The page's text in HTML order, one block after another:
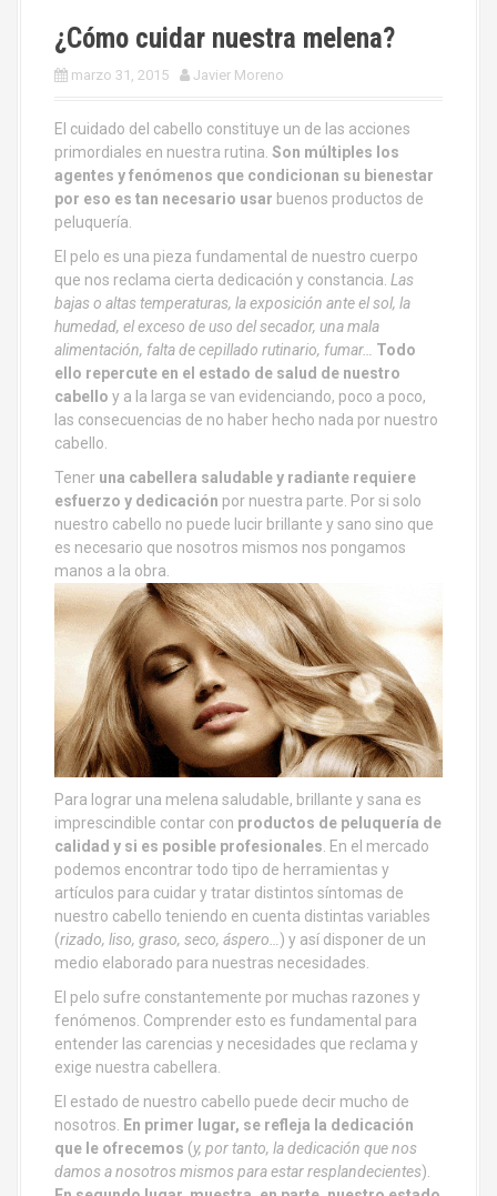
¿Cómo cuidar nuestra melena?
marzo 31, 2015 Javier Moreno
El cuidado del cabello constituye un de las acciones
primordiales en nuestra rutina. Son múltiples los
agentes y fenómenos que condicionan su bienestar
por eso es tan necesario usar buenos productos de
peluquería.
El pelo es una pieza fundamental de nuestro cuerpo
que nos reclama cierta dedicación y constancia. Las
bajas o altas temperaturas, la exposición ante el sol, la
humedad, el exceso de uso del secador, una mala
alimentación, falta de cepillado rutinario, fumar… Todo
ello repercute en el estado de salud de nuestro
cabello y a la larga se van evidenciando, poco a poco,
las consecuencias de no haber hecho nada por nuestro
cabello.
Tener una cabellera saludable y radiante requiere
esfuerzo y dedicación por nuestra parte. Por si solo
nuestro cabello no puede lucir brillante y sano sino que
es necesario que nosotros mismos nos pongamos
manos a la obra.
Para lograr una melena saludable, brillante y sana es
imprescindible contar con productos de peluquería de
calidad y si es posible profesionales. En el mercado
podemos encontrar todo tipo de herramientas y
artículos para cuidar y tratar distintos síntomas de
nuestro cabello teniendo en cuenta distintas variables
(rizado, liso, graso, seco, áspero…) y así disponer de un
medio elaborado para nuestras necesidades.
El pelo sufre constantemente por muchas razones y
fenómenos. Comprender esto es fundamental para
entender las carencias y necesidades que reclama y
exige nuestra cabellera.
El estado de nuestro cabello puede decir mucho de
nosotros. En primer lugar, se refleja la dedicación
que le ofrecemos (y, por tanto, la dedicación que nos
damos a nosotros mismos para estar resplandecientes).